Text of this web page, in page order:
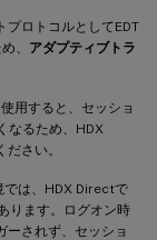
ロトコルとしてEDT
、 アダプティブトラ
用すると、セッショ
なるため、HDX
さい。
では、HDX Directで
ります。ログオン時
されず、セッショ